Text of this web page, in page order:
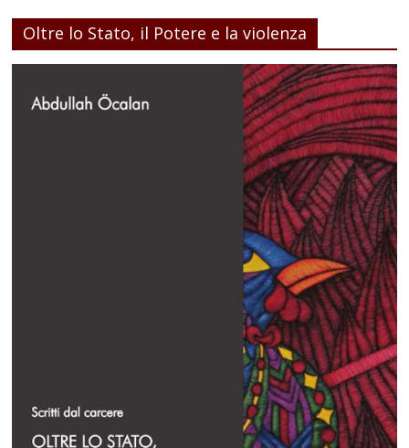
Oltre lo Stato, il Potere e la violenza